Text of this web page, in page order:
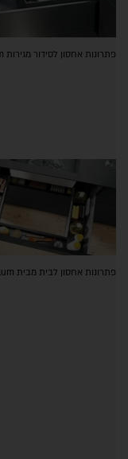
פתרונות אחסון לסידור מגירות Blum
פתרונות אחסון לבית מבית Blum